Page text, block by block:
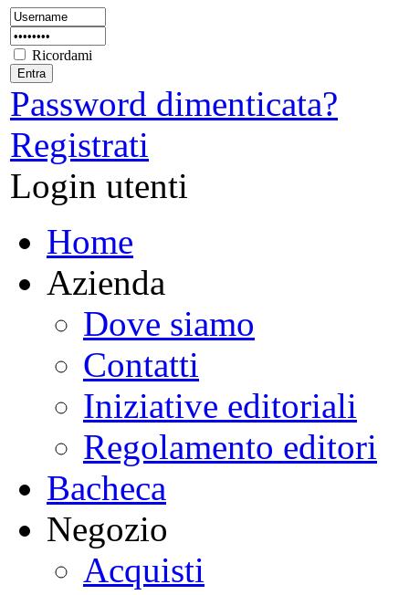
Ricordami
Password dimenticata?
Registrati
Login utenti
Home
Azienda
Dove siamo
Contatti
Iniziative editoriali
Regolamento editori
Bacheca
Negozio
Acquisti